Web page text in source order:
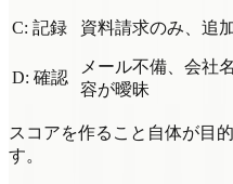
C: 記録 資料請求のみ、追
D: 確認
メール不備、会社
容が曖昧
スコアを作ること自体が目
す。